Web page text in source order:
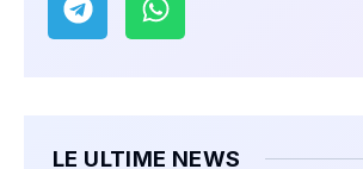
LE ULTIME NEWS